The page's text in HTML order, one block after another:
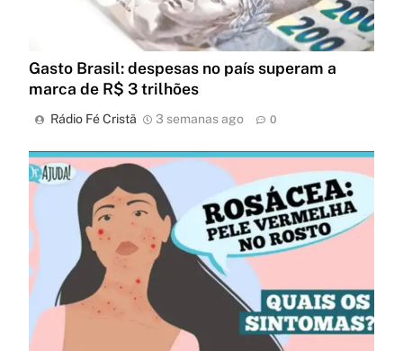
Gasto Brasil: despesas no país superam a
marca de R$ 3 trilhões
Rádio Fé Cristã 3 semanas ago 0